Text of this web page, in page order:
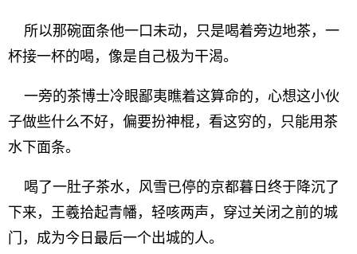
所以那碗面条他一口未动，只是喝着旁边地茶，一
杯接一杯的喝，像是自己极为干渴。
一旁的茶博士冷眼鄙夷瞧着这算命的，心想这小伙
子做些什么不好，偏要扮神棍，看这穷的，只能用茶
水下面条。
喝了一肚子茶水，风雪已停的京都暮日终于降沉了
下来，王羲拾起青幡，轻咳两声，穿过关闭之前的城
门，成为今日最后一个出城的人。